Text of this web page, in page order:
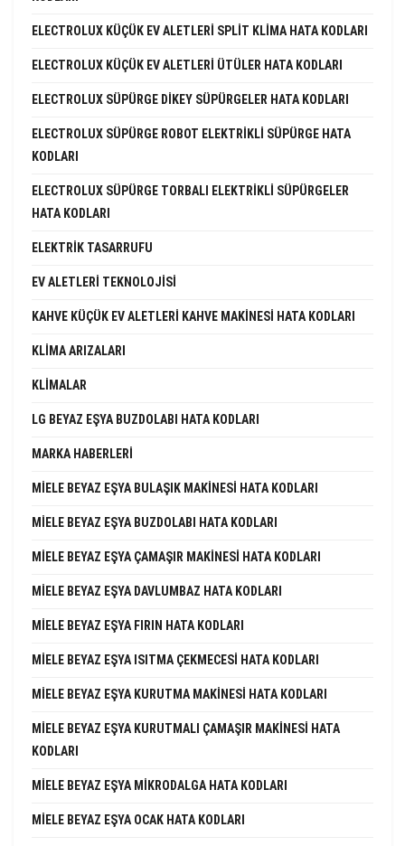
ELECTROLUX KÜÇÜK EV ALETLERI SPLIT KLIMA HATA KODLARI
ELECTROLUX KÜÇÜK EV ALETLERI ÜTÜLER HATA KODLARI
ELECTROLUX SÜPÜRGE DIKEY SÜPÜRGELER HATA KODLARI
ELECTROLUX SÜPÜRGE ROBOT ELEKTRIKLI SÜPÜRGE HATA
KODLARI
ELECTROLUX SÜPÜRGE TORBALI ELEKTRIKLI SÜPÜRGELER
HATA KODLARI
ELEKTRIK TASARRUFU
EV ALETLERI TEKNOLOJISI
KAHVE KÜÇÜK EV ALETLERI KAHVE MAKINESI HATA KODLARI
KLIMA ARIZALARI
KLIMALAR
LG BEYAZ EŞYA BUZDOLABI HATA KODLARI
MARKA HABERLERI
MIELE BEYAZ EŞYA BULAŞIK MAKINESI HATA KODLARI
MIELE BEYAZ EŞYA BUZDOLABI HATA KODLARI
MIELE BEYAZ EŞYA ÇAMAŞIR MAKINESI HATA KODLARI
MIELE BEYAZ EŞYA DAVLUMBAZ HATA KODLARI
MIELE BEYAZ EŞYA FIRIN HATA KODLARI
MIELE BEYAZ EŞYA ISITMA ÇEKMECESI HATA KODLARI
MIELE BEYAZ EŞYA KURUTMA MAKINESI HATA KODLARI
MIELE BEYAZ EŞYA KURUTMALI ÇAMAŞIR MAKINESI HATA
KODLARI
MIELE BEYAZ EŞYA MIKRODALGA HATA KODLARI
MIELE BEYAZ EŞYA OCAK HATA KODLARI